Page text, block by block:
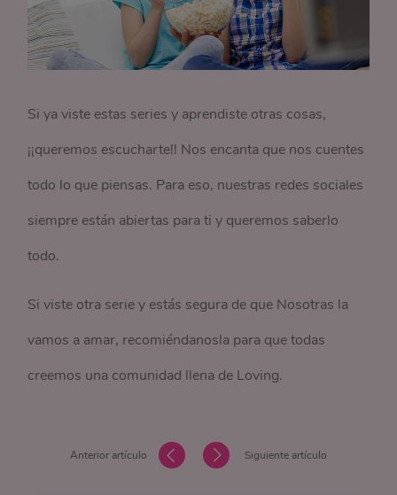
Si ya viste estas series y aprendiste otras cosas,
¡¡queremos escucharte!! Nos encanta que nos cuentes
todo lo que piensas. Para eso, nuestras redes sociales
siempre están abiertas para ti y queremos saberlo
todo.
Si viste otra serie y estás segura de que Nosotras la
vamos a amar, recomiéndanosla para que todas
creemos una comunidad llena de Loving.
Anterior artículo Siguiente artículo